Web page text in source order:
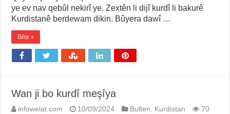
ye ev nav qebûl nekirî ye. Zextên li dijî kurdî li bakurê
Kurdistanê berdewam dikin. Bûyera dawî …
Bêtir »
Wan ji bo kurdî meşîya
infowelat.com 10/09/2024 Bulten, Kurdistan 70